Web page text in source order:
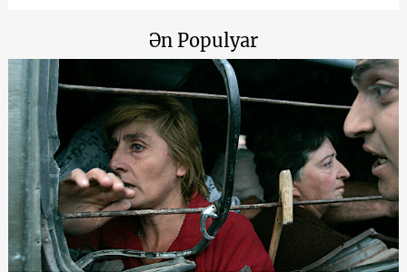
Ən Populyar